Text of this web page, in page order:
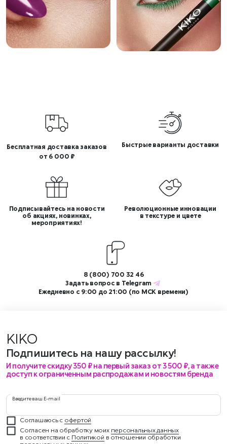
Бесплатная доставка заказов
от 6 000 ₽
Быстрые варианты доставки
Подписывайтесь на новости
об акциях, новинках,
мероприятиях!
Революционные инновации
в текстуре и цвете
8 (800) 700 32 46
Задать вопрос в Telegram
Ежедневно с 9:00 до 21:00 (по МСК времени)
KIKO
Подпишитесь на нашу рассылку!
И получите скидку 350 ₽ на первый заказ от 3 500 ₽, а также
доступ к ограниченным распродажам и новостям бренда
Введите ваш E-mail
Соглашаюсь с офертой
Согласен на обработку моих персональных данных
в соответствии с Политикой в отношении обработки